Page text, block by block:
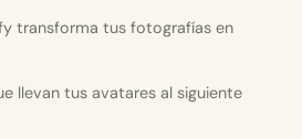
transforma tus fotografías en
llevan tus avatares al siguiente